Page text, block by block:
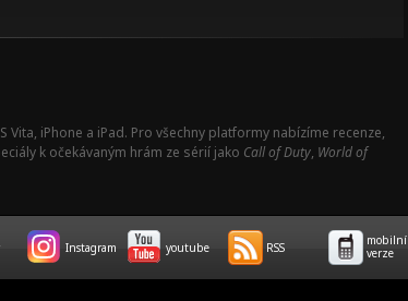
Vita, iPhone a iPad. Pro všechny platformy nabízíme recenze,
k očekávaným hrám ze sérií jako Call of Duty, World of
Instagram youtube RSS
mobilní
verze